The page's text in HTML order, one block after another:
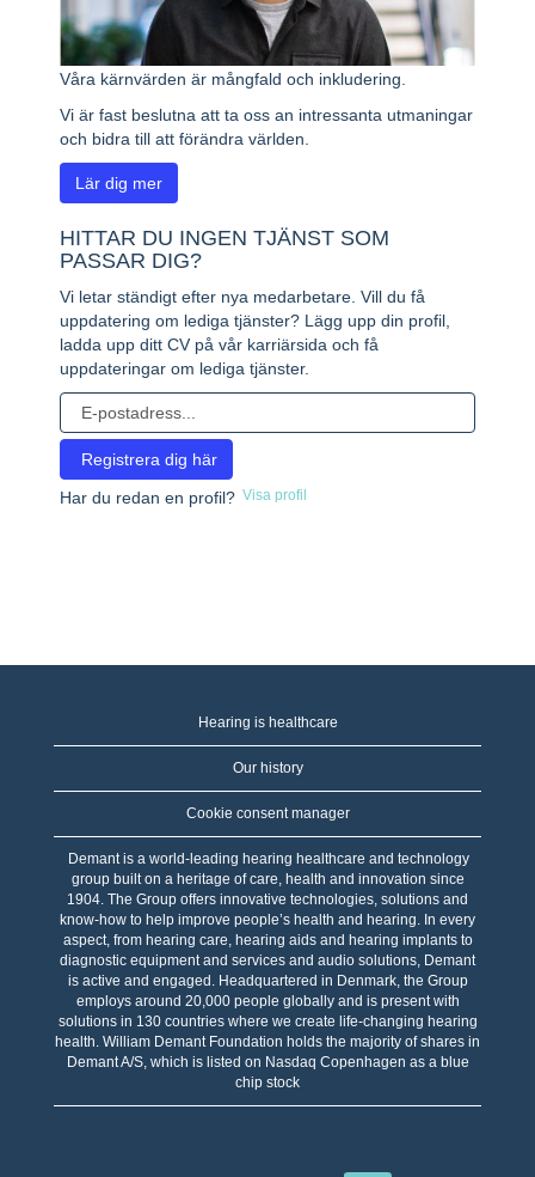
Våra kärnvärden är mångfald och inkludering.
Vi är fast beslutna att ta oss an intressanta utmaningar
och bidra till att förändra världen.
Lär dig mer
HITTAR DU INGEN TJÄNST SOM
PASSAR DIG?
Vi letar ständigt efter nya medarbetare. Vill du få
uppdatering om lediga tjänster? Lägg upp din profil,
ladda upp ditt CV på vår karriärsida och få
uppdateringar om lediga tjänster.
Har du redan en profil? Visa profil
Hearing is healthcare
Our history
Cookie consent manager
Demant is a world-leading hearing healthcare and technology
group built on a heritage of care, health and innovation since
1904. The Group offers innovative technologies, solutions and
know-how to help improve people’s health and hearing. In every
aspect, from hearing care, hearing aids and hearing implants to
diagnostic equipment and services and audio solutions, Demant
is active and engaged. Headquartered in Denmark, the Group
employs around 20,000 people globally and is present with
solutions in 130 countries where we create life-changing hearing
health. William Demant Foundation holds the majority of shares in
Demant A/S, which is listed on Nasdaq Copenhagen as a blue
chip stock
Ö